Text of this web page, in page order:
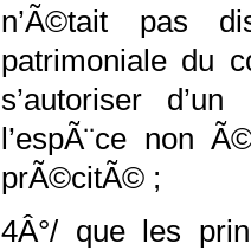
n’Ã©tait pas
patrimoniale du
s’autoriser
l’espÃ¨ce non
prÃ©citÃ© ;
4Â°/ que les